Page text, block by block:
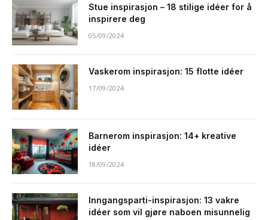
Stue inspirasjon – 18 stilige idéer for å
inspirere deg
05/09/2024
Vaskerom inspirasjon: 15 flotte idéer
17/09/2024
Barnerom inspirasjon: 14+ kreative
idéer
18/09/2024
Inngangsparti-inspirasjon: 13 vakre
idéer som vil gjøre naboen misunnelig